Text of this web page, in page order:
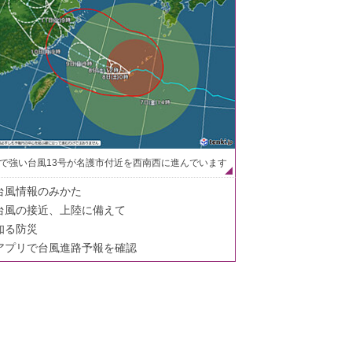
強い台風13号が名護市付近を西南西に進んでいます
風情報のみかた
風の接近、上陸に備えて
る防災
プリで台風進路予報を確認